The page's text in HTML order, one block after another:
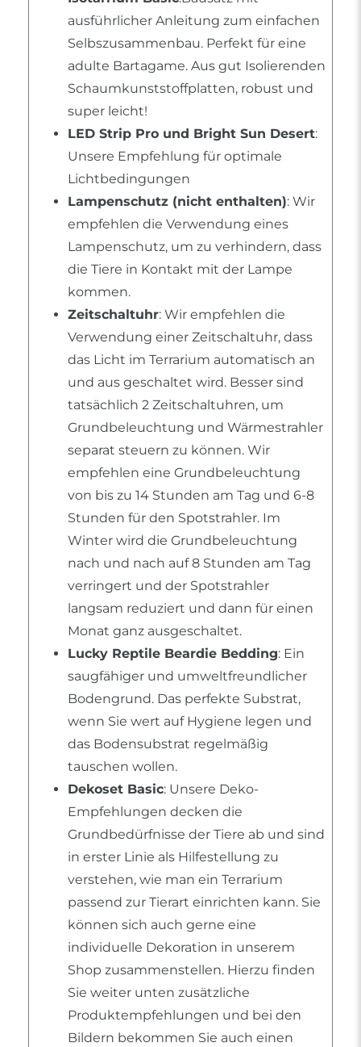
ausführlicher Anleitung zum einfachen
Selbszusammenbau. Perfekt für eine
adulte Bartagame. Aus gut Isolierenden
Schaumkunststoffplatten, robust und
super leicht!
LED Strip Pro und Bright Sun Desert:
Unsere Empfehlung für optimale
Lichtbedingungen
Lampenschutz (nicht enthalten): Wir
empfehlen die Verwendung eines
Lampenschutz, um zu verhindern, dass
die Tiere in Kontakt mit der Lampe
kommen.
Zeitschaltuhr: Wir empfehlen die
Verwendung einer Zeitschaltuhr, dass
das Licht im Terrarium automatisch an
und aus geschaltet wird. Besser sind
tatsächlich 2 Zeitschaltuhren, um
Grundbeleuchtung und Wärmestrahler
separat steuern zu können. Wir
empfehlen eine Grundbeleuchtung
von bis zu 14 Stunden am Tag und 6-8
Stunden für den Spotstrahler. Im
Winter wird die Grundbeleuchtung
nach und nach auf 8 Stunden am Tag
verringert und der Spotstrahler
langsam reduziert und dann für einen
Monat ganz ausgeschaltet.
Lucky Reptile Beardie Bedding: Ein
saugfähiger und umweltfreundlicher
Bodengrund. Das perfekte Substrat,
wenn Sie wert auf Hygiene legen und
das Bodensubstrat regelmäßig
tauschen wollen.
Dekoset Basic: Unsere Deko-
Empfehlungen decken die
Grundbedürfnisse der Tiere ab und sind
in erster Linie als Hilfestellung zu
verstehen, wie man ein Terrarium
passend zur Tierart einrichten kann. Sie
können sich auch gerne eine
individuelle Dekoration in unserem
Shop zusammenstellen. Hierzu finden
Sie weiter unten zusätzliche
Produktempfehlungen und bei den
Bildern bekommen Sie auch einen